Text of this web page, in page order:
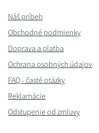
Náš príbeh
Obchodné podmienky
Doprava a platba
Ochrana osobných údajov
FAQ - časté otázky
Reklamácie
Odstupenie od zmluvy